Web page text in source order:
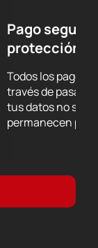
Pago seguro
protección
Todos los pagos
través de
tus datos no se
permanecen